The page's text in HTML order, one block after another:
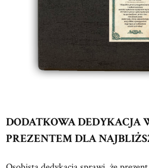
DODATKOWA DEDYKACJA
PREZENTEM DLA